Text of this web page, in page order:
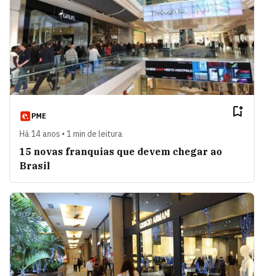
PME
Há 14 anos • 1 min de leitura
15 novas franquias que devem chegar ao
Brasil